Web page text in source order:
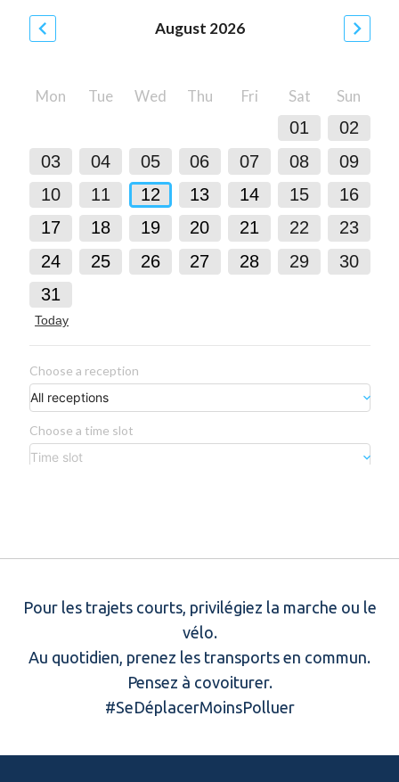
Pour les trajets courts, privilégiez la marche ou le
vélo.
Au quotidien, prenez les transports en commun.
Pensez à covoiturer.
#SeDéplacerMoinsPolluer